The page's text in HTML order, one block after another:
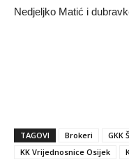
Nedjeljko Matić i
TAGOVI Brokeri GKK
KK Vrijednosnice Osijek